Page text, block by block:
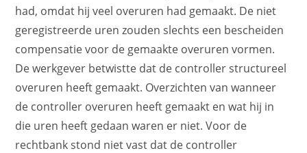
had, omdat hij veel overuren had gemaakt. De niet
geregistreerde uren zouden slechts een bescheiden
compensatie voor de gemaakte overuren vormen.
De werkgever betwistte dat de controller structureel
overuren heeft gemaakt. Overzichten van wanneer
de controller overuren heeft gemaakt en wat hij in
die uren heeft gedaan waren er niet. Voor de
rechtbank stond niet vast dat de controller